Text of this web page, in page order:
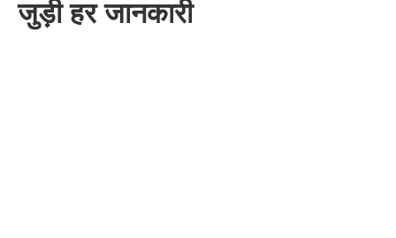
जुड़ी हर जानकारी